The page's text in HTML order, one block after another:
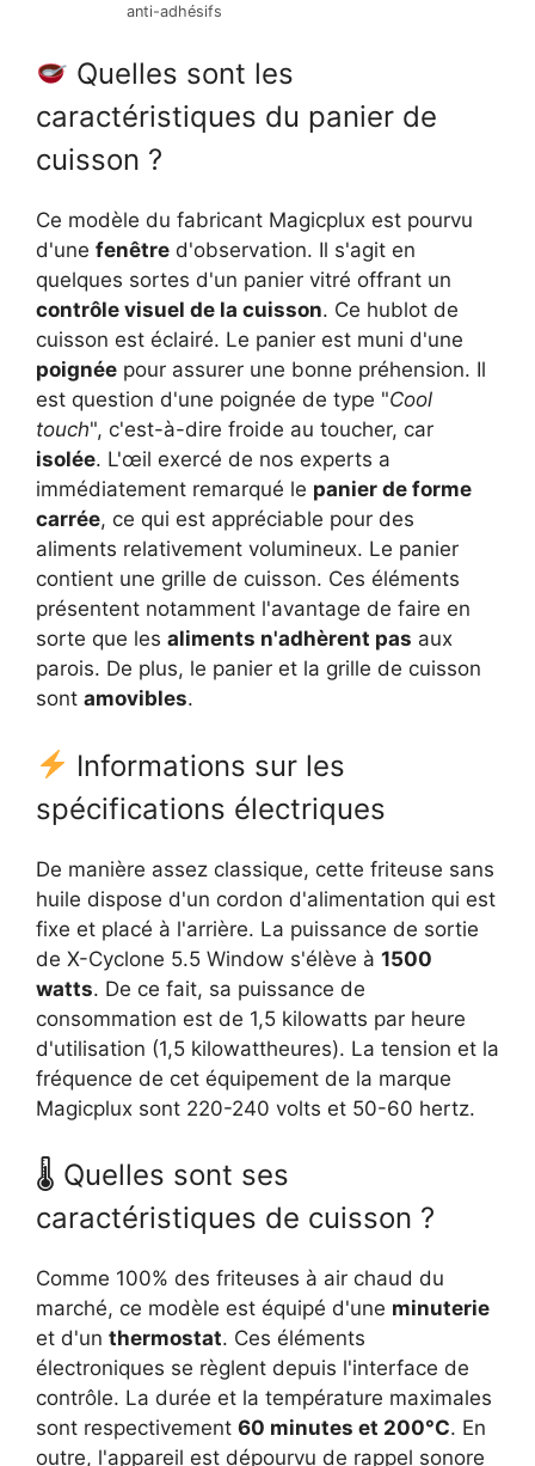
anti-adhésifs
Quelles sont les
caractéristiques du panier de
cuisson ?
Ce modèle du fabricant Magicplux est pourvu
d'une fenêtre d'observation. Il s'agit en
quelques sortes d'un panier vitré offrant un
contrôle visuel de la cuisson. Ce hublot de
cuisson est éclairé. Le panier est muni d'une
poignée pour assurer une bonne préhension. Il
est question d'une poignée de type "Cool
touch", c'est-à-dire froide au toucher, car
isolée. L'œil exercé de nos experts a
immédiatement remarqué le panier de forme
carrée, ce qui est appréciable pour des
aliments relativement volumineux. Le panier
contient une grille de cuisson. Ces éléments
présentent notamment l'avantage de faire en
sorte que les aliments n'adhèrent pas aux
parois. De plus, le panier et la grille de cuisson
sont amovibles.
Informations sur les
spécifications électriques
De manière assez classique, cette friteuse sans
huile dispose d'un cordon d'alimentation qui est
fixe et placé à l'arrière. La puissance de sortie
de X-Cyclone 5.5 Window s'élève à 1500
watts. De ce fait, sa puissance de
consommation est de 1,5 kilowatts par heure
d'utilisation (1,5 kilowattheures). La tension et la
fréquence de cet équipement de la marque
Magicplux sont 220-240 volts et 50-60 hertz.
🌡 Quelles sont ses
caractéristiques de cuisson ?
Comme 100% des friteuses à air chaud du
marché, ce modèle est équipé d'une minuterie
et d'un thermostat. Ces éléments
électroniques se règlent depuis l'interface de
contrôle. La durée et la température maximales
sont respectivement 60 minutes et 200°C. En
outre, l'appareil est dépourvu de rappel sonore